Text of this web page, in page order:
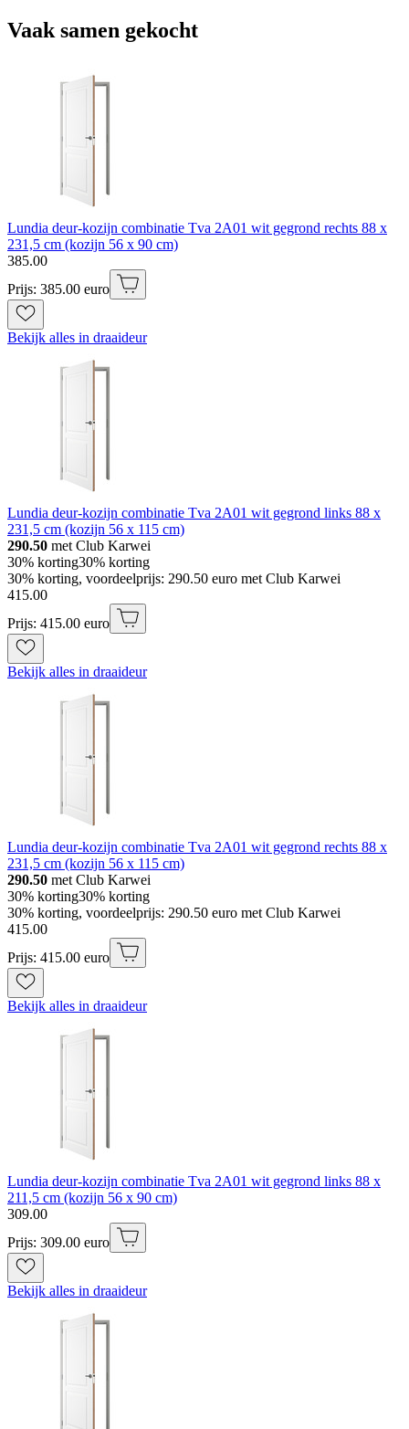
Vaak samen gekocht
Lundia deur-kozijn combinatie Tva 2A01 wit gegrond rechts 88 x
231,5 cm (kozijn 56 x 90 cm)
385.00
Prijs: 385.00 euro
Bekijk alles in draaideur
Lundia deur-kozijn combinatie Tva 2A01 wit gegrond links 88 x
231,5 cm (kozijn 56 x 115 cm)
290.50 met Club Karwei
30% korting30% korting
30% korting, voordeelprijs: 290.50 euro met Club Karwei
415.00
Prijs: 415.00 euro
Bekijk alles in draaideur
Lundia deur-kozijn combinatie Tva 2A01 wit gegrond rechts 88 x
231,5 cm (kozijn 56 x 115 cm)
290.50 met Club Karwei
30% korting30% korting
30% korting, voordeelprijs: 290.50 euro met Club Karwei
415.00
Prijs: 415.00 euro
Bekijk alles in draaideur
Lundia deur-kozijn combinatie Tva 2A01 wit gegrond links 88 x
211,5 cm (kozijn 56 x 90 cm)
309.00
Prijs: 309.00 euro
Bekijk alles in draaideur